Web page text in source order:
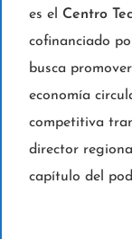
es el Centro
cofinanciado
busca
economía
competitiva
director
capítulo del